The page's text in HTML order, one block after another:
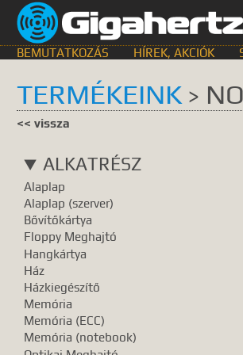
BEMUTATKOZÁS HÍREK, AKCIÓK
KERESÉS HELYE
egyik sem
GyIK.
Gyártók
TALÁLATOK
TERMÉKEINK >
<< vissza
ALKATRÉSZ
Alaplap
Alaplap (szerver)
Bővítőkártya
Floppy Meghajtó
Hangkártya
Ház
Házkiegészítő
Memória
Memória (ECC)
Memória (notebook)